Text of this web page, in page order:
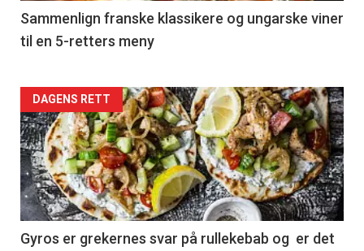
5
Sammenlign franske klassikere og ungarske viner
til en 5-retters meny
Forsiden
akkurat
nå
-
6
DAGENS RETT
Gyros er grekernes svar på rullekebab og er det